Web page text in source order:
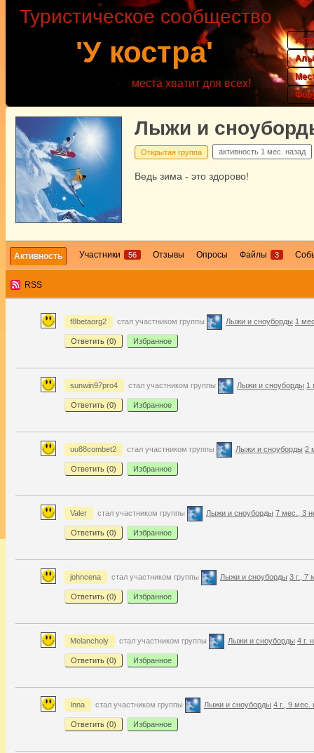
'У костра'
Туристическое сообщество
места хватит для всех!
Лыжи и
Открытая группа активность 1 мес. назад
Ведь зима - это здорово!
Активность Участники 56 Отзывы Опросы Файлы 3
RSS
f8betaorg2 стал участником группы Лыжи и сноуборды 1
Ответить (0) Избранное
sunwin97pro4 стал участником группы Лыжи и сноуборды 1
Ответить (0) Избранное
uu88combet2 стал участником группы Лыжи и сноуборды 2
Ответить (0) Избранное
Valer стал участником группы Лыжи и сноуборды 7 мес., 3
Ответить (0) Избранное
johncena стал участником группы Лыжи и сноуборды 3 г., 7
Ответить (0) Избранное
Melancholy стал участником группы Лыжи и сноуборды 4 г.
Ответить (0) Избранное
Inna стал участником группы Лыжи и сноуборды 4 г., 9 мес.
Ответить (0) Избранное